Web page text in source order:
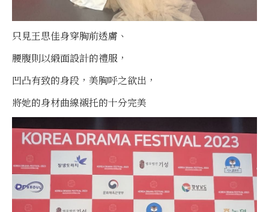
只見王思佳身穿胸前透膚、
腰腹則以緞面設計的禮服，
凹凸有致的身段，美胸呼之欲出，
將她的身材曲線襯托的十分完美